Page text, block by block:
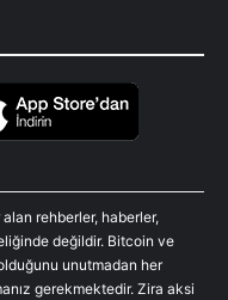
rehberler, haberler,
değildir. Bitcoin ve
unutmadan her
gerekmektedir. Zira aksi